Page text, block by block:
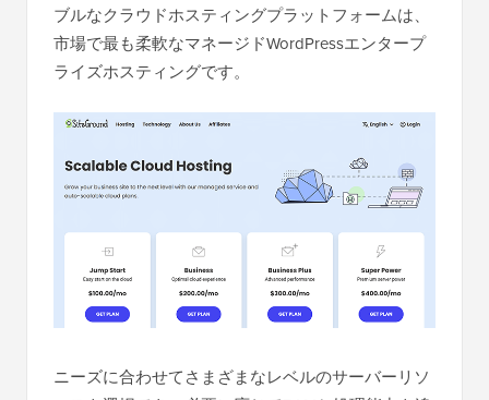
ブルなクラウドホスティングプラットフォームは、
市場で最も柔軟なマネージドWordPressエンタープ
ライズホスティングです。
ニーズに合わせてさまざまなレベルのサーバーリソ